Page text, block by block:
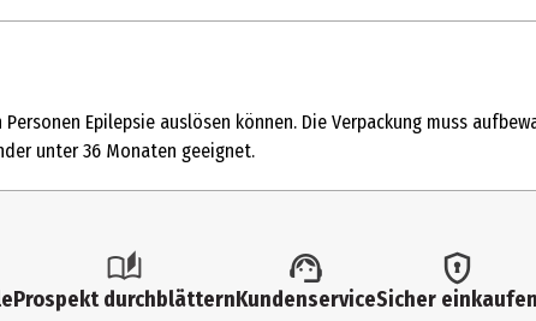
10 Jahre
24143
Henschelstr. 20-30 32257 Bünde
Epilepsie auslösen können. Die Verpackung muss
unter 36 Monaten geeignet.
Prospekt durchblätternKundenserviceSicher einkaufen